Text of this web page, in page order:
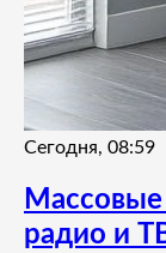
Сегодня, 08:59
Массовые
радио и